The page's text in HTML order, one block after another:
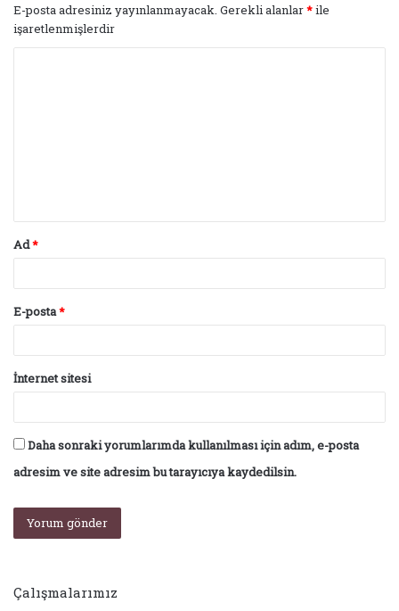
E-posta adresiniz yayınlanmayacak. Gerekli alanlar*ile
işaretlenmişlerdir
Ad*
E-posta*
İnternet sitesi
Daha sonraki yorumlarımda kullanılması için adım, e-posta
adresim ve site adresim bu tarayıcıya kaydedilsin.
Çalışmalarımız